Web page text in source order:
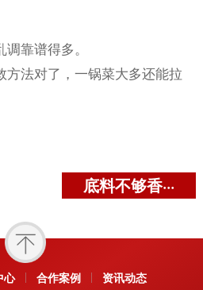
靠谱得多。
方法对了，一锅菜大多还能拉
底料不够香···
心 合作案例 资讯动态